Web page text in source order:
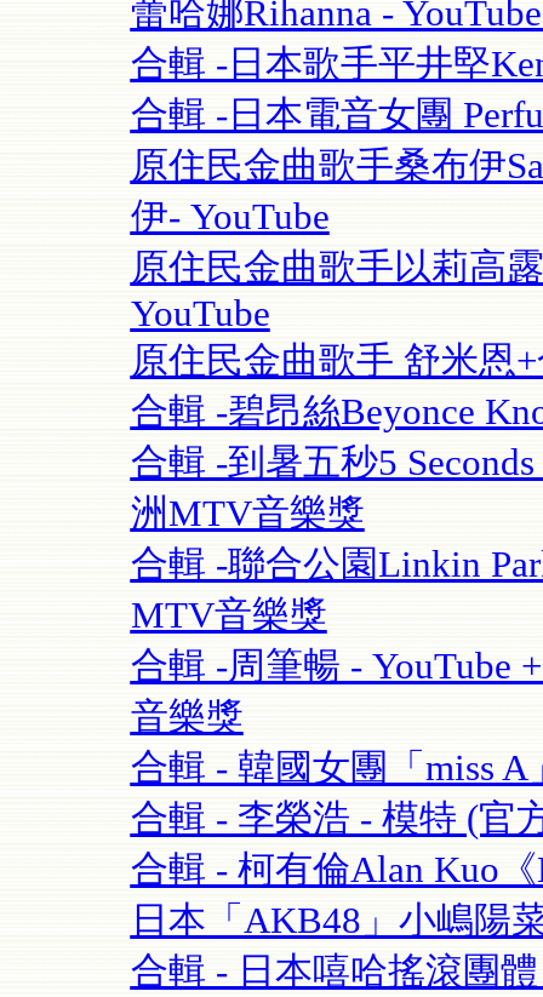
蕾哈娜Rihanna -
合輯 -日本歌手平井堅
合輯 -日本電音女團
原住民金曲歌手桑布伊
伊- YouTube
原住民金曲歌手以莉高
YouTube
原住民金曲歌手 舒米恩
合輯 -碧昂絲Beyonce
合輯 -到暑五秒5
洲MTV音樂獎
合輯 -聯合公園Linkin
MTV音樂獎
合輯 -周筆暢 - YouTube
音樂獎
合輯 - 韓國女團「miss A
合輯 - 李榮浩 - 模特 (官
合輯 - 柯有倫Alan Kuo
日本「AKB48」小嶋陽
合輯 - 日本嘻哈搖滾團體